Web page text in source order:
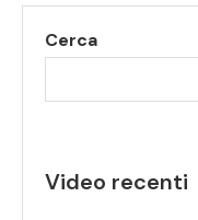
Cerca
Video recenti